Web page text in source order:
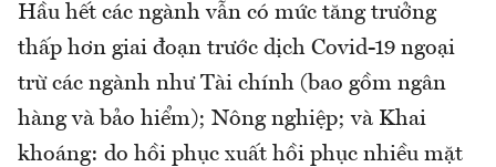
Hầu hết các ngành vẫn có mức tăng trưởng
thấp hơn giai đoạn trước dịch Covid-19 ngoại
trừ các ngành như Tài chính (bao gồm ngân
hàng và bảo hiểm); Nông nghiệp; và Khai
khoáng: do hồi phục xuất hồi phục nhiều mặt